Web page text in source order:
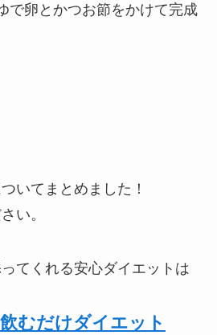
で卵とかつお節をかけて完成
いてまとめました！
い。
てくれる安心ダイエットは
むだけダイエット